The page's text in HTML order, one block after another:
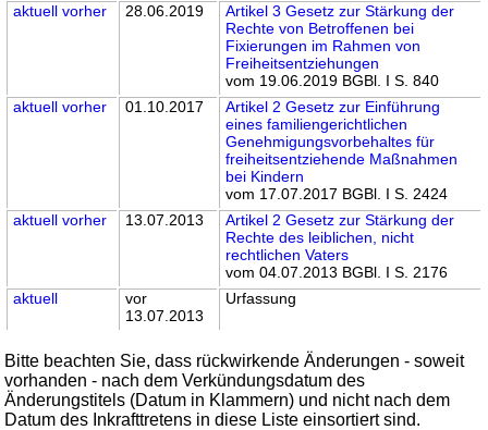
aktuell vorher 28.06.2019
Artikel 3 Gesetz zur Stärkung der
Rechte von Betroffenen bei
Fixierungen im Rahmen von
Freiheitsentziehungen
vom 19.06.2019 BGBl. I S. 840
aktuell vorher 01.10.2017
Artikel 2 Gesetz zur Einführung
eines familiengerichtlichen
Genehmigungsvorbehaltes für
freiheitsentziehende Maßnahmen
bei Kindern
vom 17.07.2017 BGBl. I S. 2424
aktuell vorher 13.07.2013
Artikel 2 Gesetz zur Stärkung der
Rechte des leiblichen, nicht
rechtlichen Vaters
vom 04.07.2013 BGBl. I S. 2176
aktuell
vor
13.07.2013
Urfassung
Bitte beachten Sie, dass rückwirkende Änderungen - soweit
vorhanden - nach dem Verkündungsdatum des
Änderungstitels (Datum in Klammern) und nicht nach dem
Datum des Inkrafttretens in diese Liste einsortiert sind.